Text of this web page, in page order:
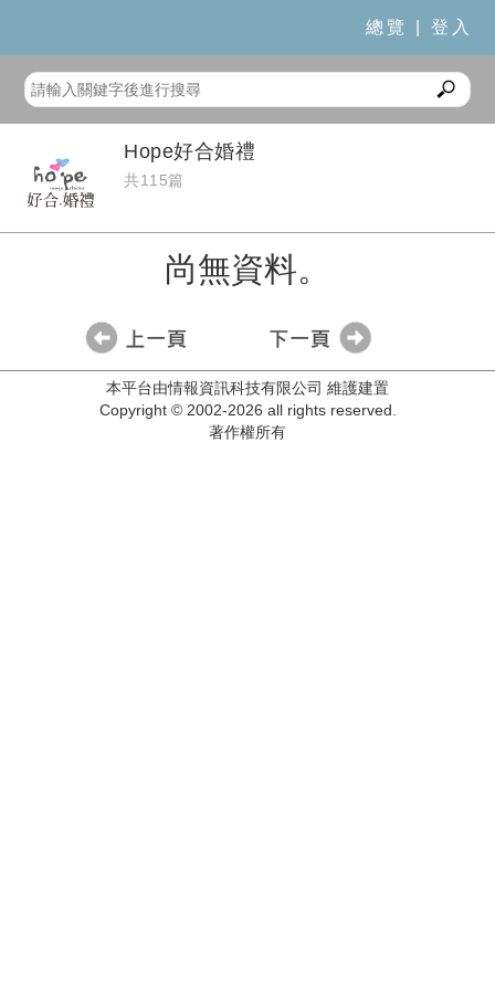
總覽 登入
Hope好合婚禮
共115篇
尚無資料。
本平台由情報資訊科技有限公司 維護建置
Copyright © 2002-2026 all rights reserved.
著作權所有